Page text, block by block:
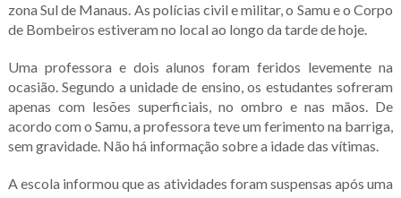
zona Sul de Manaus. As polícias civil e militar, o Samu e o Corpo
de Bombeiros estiveram no local ao longo da tarde de hoje.
Uma professora e dois alunos foram feridos levemente na
ocasião. Segundo a unidade de ensino, os estudantes sofreram
apenas com lesões superficiais, no ombro e nas mãos. De
acordo com o Samu, a professora teve um ferimento na barriga,
sem gravidade. Não há informação sobre a idade das vítimas.
A escola informou que as atividades foram suspensas após uma